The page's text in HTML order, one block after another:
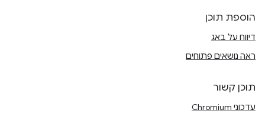
הוספת תוכן
דיווח על באג
ראה נושאים פתוחים
תוכן קשור
עדכוני Chromium